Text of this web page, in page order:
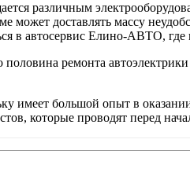
различным
может доставлять массу
в автосервис Елино-АВТО, где
ремонта
имеет большой опыт в
которые проводят перед